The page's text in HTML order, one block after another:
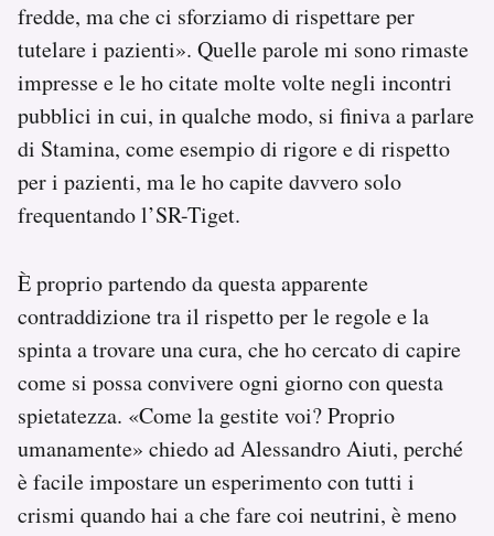
fredde, ma che ci sforziamo di rispettare per
tutelare i pazienti». Quelle parole mi sono rimaste
impresse e le ho citate molte volte negli incontri
pubblici in cui, in qualche modo, si finiva a parlare
di Stamina, come esempio di rigore e di rispetto
per i pazienti, ma le ho capite davvero solo
frequentando l’SR-Tiget.
È proprio partendo da questa apparente
contraddizione tra il rispetto per le regole e la
spinta a trovare una cura, che ho cercato di capire
come si possa convivere ogni giorno con questa
spietatezza. «Come la gestite voi? Proprio
umanamente» chiedo ad Alessandro Aiuti, perché
è facile impostare un esperimento con tutti i
crismi quando hai a che fare coi neutrini, è meno